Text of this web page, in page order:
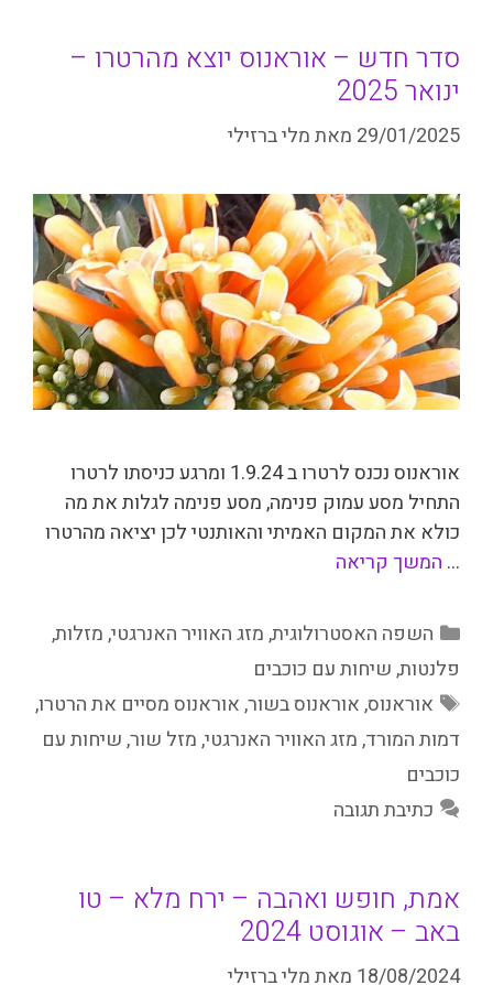
סדר חדש – אוראנוס יוצא מהרטרו –
ינואר 2025
29/01/2025 מאתמלי ברזילי
אוראנוס נכנס לרטרו ב 1.9.24 ומרגע כניסתו לרטרו
התחיל מסע עמוק פנימה, מסע פנימה לגלות את מה
כולא את המקום האמיתי והאותנטי לכן יציאה מהרטרו
… המשך קריאה
קטגוריות
השפה האסטרולוגית,מזג האוויר האנרגטי,מזלות,
פלנטות,שיחות עם כוכבים
תגיות
אוראנוס,אוראנוס בשור,אוראנוס מסיים את הרטרו,
דמות המורד,מזג האוויר האנרגטי,מזל שור,שיחות עם
כוכבים
כתיבת תגובה
אמת, חופש ואהבה – ירח מלא – טו
באב – אוגוסט 2024
18/08/2024 מאתמלי ברזילי